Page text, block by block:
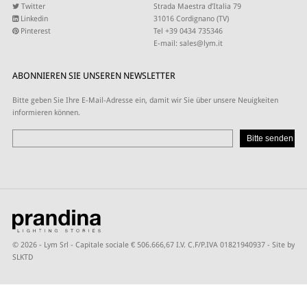
Twitter
Linkedin
Pinterest
Strada Maestra d’Italia 79
31016 Cordignano (TV)
Tel +39 0434 735346
E-mail: sales@lym.it
ABONNIEREN SIE UNSEREN NEWSLETTER
Bitte geben Sie Ihre E-Mail-Adresse ein, damit wir Sie über unsere Neuigkeiten
informieren können.
© 2026 - Lym Srl - Capitale sociale € 506.666,67 I.V. C.F/P.IVA 01821940937 - Site by
SLKTD